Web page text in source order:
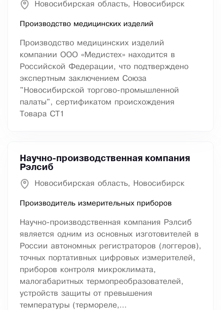
Новосибирская область, Новосибирск
Производство медицинских изделий
Производство медицинских изделий
компании ООО «Медистех» находится в
Российской Федерации, что подтверждено
экспертным заключением Союза
"Новосибирской торгово-промышленной
палаты", сертификатом происхождения
Товара СТ1
Научно-производственная компания
Рэлсиб
Новосибирская область, Новосибирск
Производитель измерительных приборов
Научно-производственная компания Рэлсиб
является одним из основных изготовителей в
России автономных регистраторов (логгеров),
точных портативных цифровых измерителей,
приборов контроля микроклимата,
малогабаритных термопреобразователей,
устройств защиты от превышения
температуры (термореле,...